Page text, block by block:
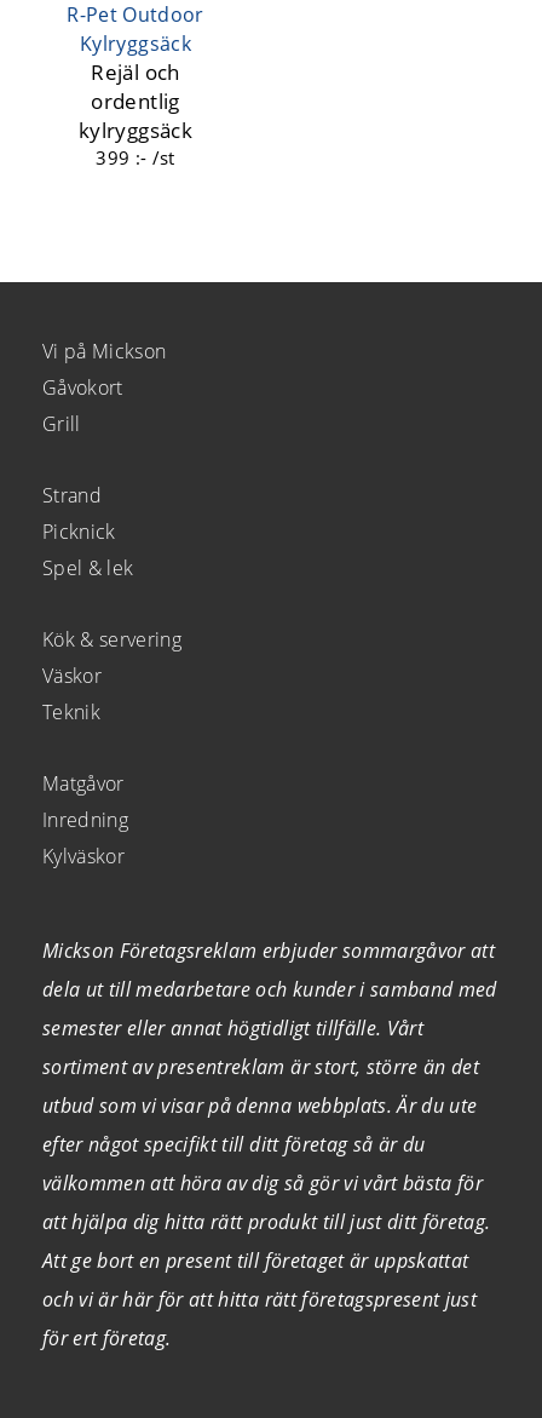
R-Pet Outdoor
Kylryggsäck
Rejäl och
ordentlig
kylryggsäck
399 :- /st
Vi på Mickson
Gåvokort
Grill
Strand
Picknick
Spel & lek
Kök & servering
Väskor
Teknik
Matgåvor
Inredning
Kylväskor
Mickson Företagsreklam erbjuder sommargåvor att
dela ut till medarbetare och kunder i samband med
semester eller annat högtidligt tillfälle. Vårt
sortiment av presentreklam är stort, större än det
utbud som vi visar på denna webbplats. Är du ute
efter något specifikt till ditt företag så är du
välkommen att höra av dig så gör vi vårt bästa för
att hjälpa dig hitta rätt produkt till just ditt företag.
Att ge bort en present till företaget är uppskattat
och vi är här för att hitta rätt företagspresent just
för ert företag.